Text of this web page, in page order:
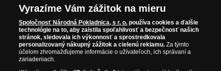
Iba originálne produkty
od roku 2010.
Národná Pokladnica je oficiálnym distribútorom numizmatických
emisií z viac ako 50 krajín, vrátane známych mincovní a emitentov
ako je Britská kráľovská mincovňa, Kráľovská kanadská mincovňa,
Parížska mincovňa, Nórska mincovňa, Fínska mincovňa alebo
Austrálska mincovňa Perth. Spoločnosť svojim zákazníkom a
zberateľom garantuje, že všetky produkty sú v originálnej a v
Vyrazíme Vám zážitok na mieru
Spoločnosť Národná Pokladnica, s r. o. používa cookies a ďalšie
technológie na to, aby zaistila spoľahlivosť a bezpečnosť našich
stránok, sledovala ich výkonnosť a sprostredkovala
personalizovaný nákupný zážitok a cielenú reklamu. Za týmto
účelom zhromažďujeme informácie o užívateľoch, ich správaní a
zariadeniach.